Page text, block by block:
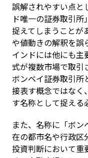
誤解されやすい点と
ド唯一の証券取引
捉えてしまうことが
や値動きの解釈を誤
インドには他にも主
式が複数市場で取引
ボンベイ証券取引
接表す概念ではなく
す名称として捉える
また、名称に「ボ
在の都市名や行政区
投資判断において重